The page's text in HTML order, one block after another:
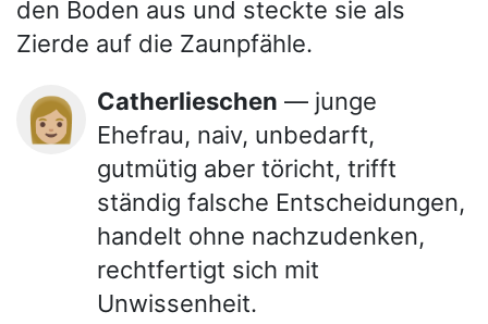
den Boden aus und steckte sie als
Zierde auf die Zaunpfähle.
👩🏼 Catherlieschen — junge
Ehefrau, naiv, unbedarft,
gutmütig aber töricht, trifft
ständig falsche Entscheidungen,
handelt ohne nachzudenken,
rechtfertigt sich mit
Unwissenheit.